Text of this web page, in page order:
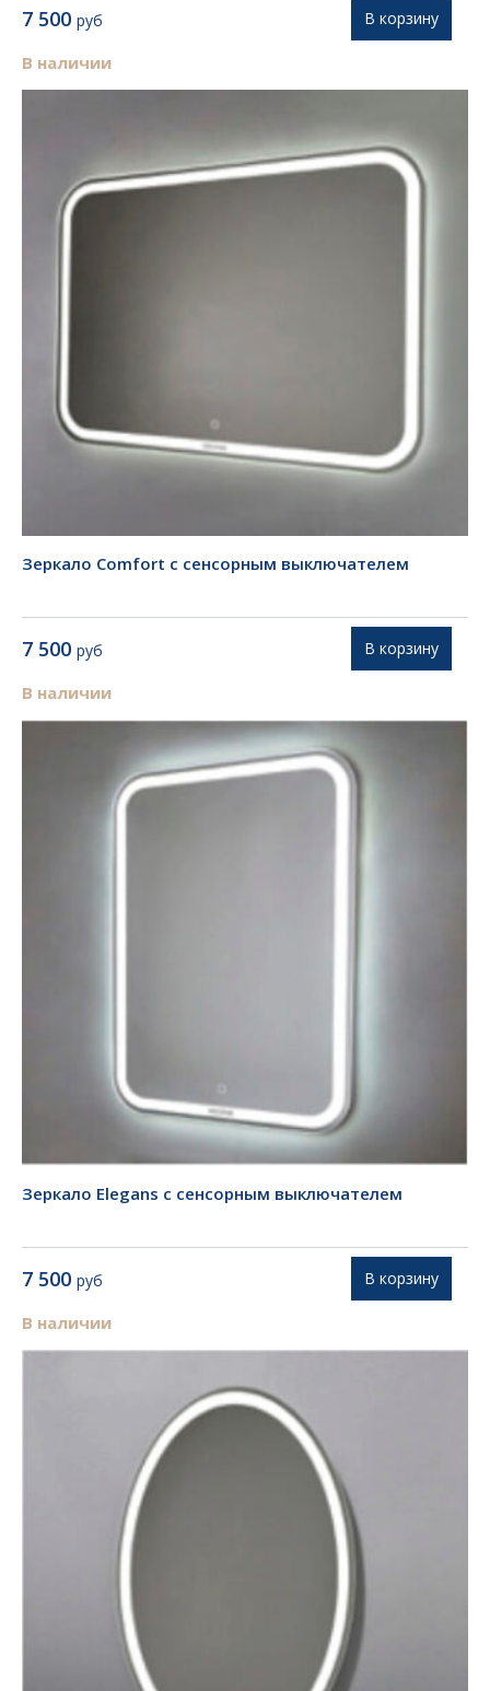
7 500 руб
В наличии
В корзину
Зеркало Comfort с сенсорным выключателем
7 500 руб
В наличии
В корзину
Зеркало Elegans с сенсорным выключателем
7 500 руб
В наличии
В корзину